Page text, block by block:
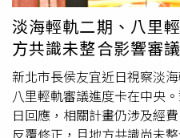
近天堂，但還是有人想把這
福，但不要忘記是不少人的
些幸福，多幫這些血汗族群
會想到這有多難得」、「待
台灣生活真的有夠幸福」、
非常有耐心」。
淡海輕軌二期、八里
方共識未整合影響審議
新北市長侯友宜近日視察淡
八里輕軌審議進度卡在中央
日回應，相關計畫仍涉及經
反覆修正，且地方共識尚未